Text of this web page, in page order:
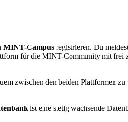
MINT-Campus registrieren. Du
für die MINT-Community mit frei
zwischen den beiden Plattformen
ist eine stetig wachsende